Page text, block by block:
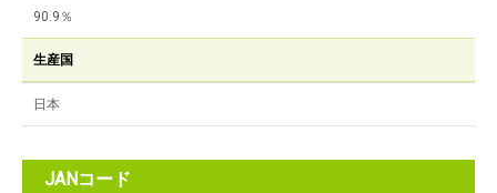
90.9％
生産国
日本
JANコード